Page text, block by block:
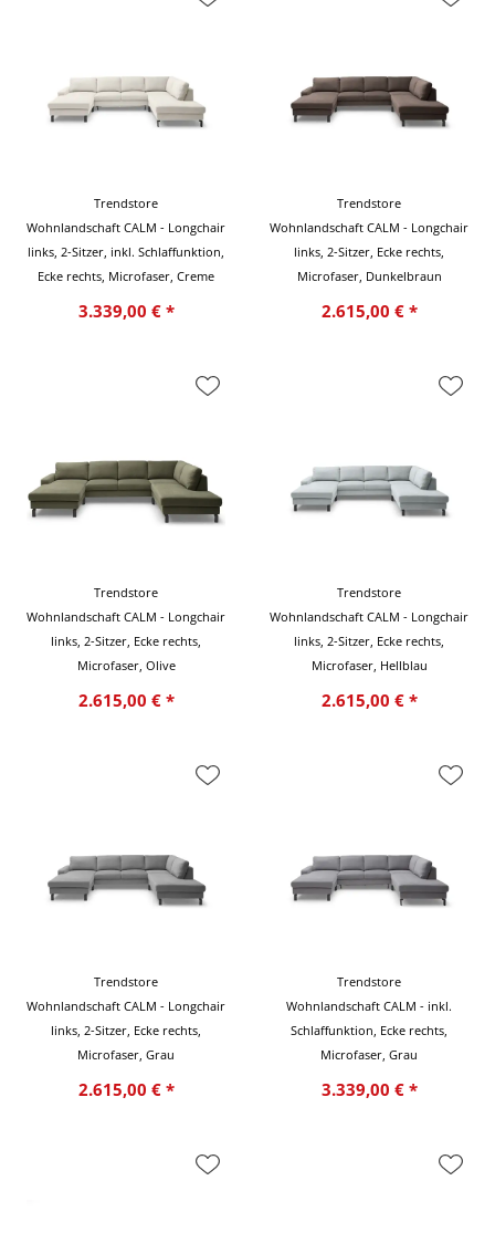
Trendstore
Wohnlandschaft CALM - Longchair
links, 2-Sitzer, inkl. Schlaffunktion,
Ecke rechts, Microfaser, Creme
3.339,00 € *
Trendstore
Wohnlandschaft CALM - Longchair
links, 2-Sitzer, Ecke rechts,
Microfaser, Dunkelbraun
2.615,00 € *
Trendstore
Wohnlandschaft CALM - Longchair
links, 2-Sitzer, Ecke rechts,
Microfaser, Olive
2.615,00 € *
Trendstore
Wohnlandschaft CALM - Longchair
links, 2-Sitzer, Ecke rechts,
Microfaser, Hellblau
2.615,00 € *
Trendstore
Wohnlandschaft CALM - Longchair
links, 2-Sitzer, Ecke rechts,
Microfaser, Grau
2.615,00 € *
Trendstore
Wohnlandschaft CALM - inkl.
Schlaffunktion, Ecke rechts,
Microfaser, Grau
3.339,00 € *